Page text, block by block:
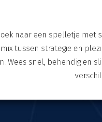
naar een spelletje met
mix tussen strategie en
Wees snel, behendig en